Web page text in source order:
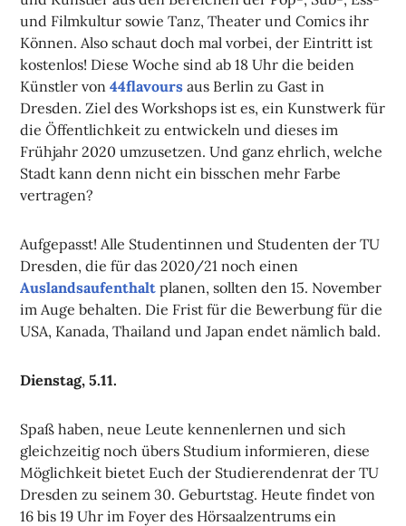
und Filmkultur sowie Tanz, Theater und Comics ihr
Können. Also schaut doch mal vorbei, der Eintritt ist
kostenlos! Diese Woche sind ab 18 Uhr die beiden
Künstler von44flavours aus Berlin zu Gast in
Dresden. Ziel des Workshops ist es, ein Kunstwerk für
die Öffentlichkeit zu entwickeln und dieses im
Frühjahr 2020 umzusetzen. Und ganz ehrlich, welche
Stadt kann denn nicht ein bisschen mehr Farbe
vertragen?
Aufgepasst! Alle Studentinnen und Studenten der TU
Dresden, die für das 2020/21 noch einen
Auslandsaufenthalt planen, sollten den 15. November
im Auge behalten. Die Frist für die Bewerbung für die
USA, Kanada, Thailand und Japan endet nämlich bald.
Dienstag, 5.11.
Spaß haben, neue Leute kennenlernen und sich
gleichzeitig noch übers Studium informieren, diese
Möglichkeit bietet Euch der Studierendenrat der TU
Dresden zu seinem 30. Geburtstag. Heute findet von
16 bis 19 Uhr im Foyer des Hörsaalzentrums ein